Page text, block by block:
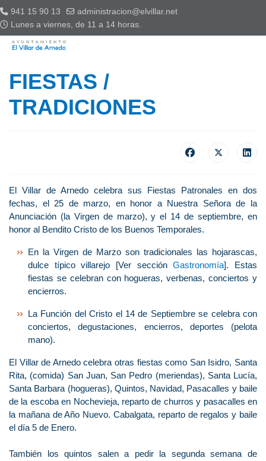
941 15 90 13
administracion@elvillar.net
Lunes a viernes, de 11 a 14 horas.
FIESTAS /
TRADICIONES
El Villar de Arnedo celebra sus Fiestas Patronales en dos
fechas, el 25 de marzo, en honor a Nuestra Señora de la
Anunciación (la Virgen de marzo), y el 14 de septiembre, en
honor al Bendito Cristo de los Buenos Temporales.
En la Virgen de Marzo son tradicionales las hojarascas,
dulce típico villarejo [Ver secciónGastronomía]. Estas
fiestas se celebran con hogueras, verbenas, conciertos y
encierros.
La Función del Cristo el 14 de Septiembre se celebra con
conciertos, degustaciones, encierros, deportes (pelota
mano).
El Villar de Arnedo celebra otras fiestas como San Isidro, Santa
Rita, (comida) San Juan, San Pedro (meriendas), Santa Lucía,
Santa Barbara (hogueras), Quintos, Navidad, Pasacalles y baile
de la escoba en Nochevieja, reparto de churros y pasacalles en
la mañana de Año Nuevo. Cabalgata, reparto de regalos y baile
el día 5 de Enero.
También los quintos salen a pedir la segunda semana de